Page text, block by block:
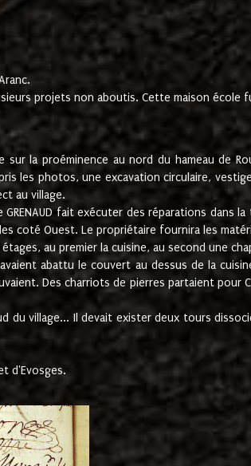
projets non aboutis. Cette maison
la proéminence au nord du hameau de
les photos, une excavation circulaire,
au village.
fait exécuter des réparations dans
coté Ouest. Le propriétaire fournira les
au premier la cuisine, au second une
abattu le couvert au dessus de la
Des charriots de pierres partaient pour
village... Il devait exister deux tours
d'Evosges.